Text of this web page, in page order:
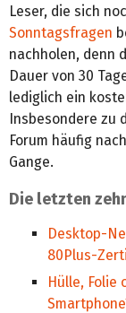
Leser, die sich
Sonntagsfragen
nachholen, denn
Dauer von 30
lediglich ein
Insbesondere zu
Forum häufig
Gange.
Die letzten
Desktop-
80Plus-
Hülle, Folie